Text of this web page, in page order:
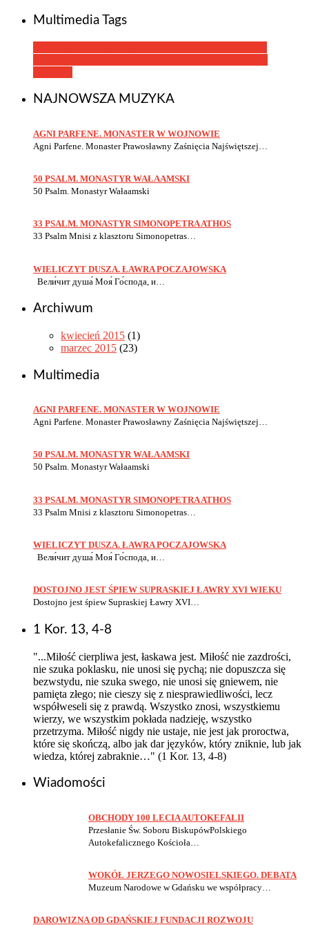
Multimedia Tags
NAJNOWSZA MUZYKA
AGNI PARFENE. MONASTER W WOJNOWIE
Agni Parfene. Monaster Prawosławny Zaśnięcia Najświętszej…
50 PSALM. MONASTYR WAŁAAMSKI
50 Psalm. Monastyr Wałaamski
33 PSALM. MONASTYR SIMONOPETRA ATHOS
33 Psalm Mnisi z klasztoru Simonopetras…
WIELICZYT DUSZA. ŁAWRA POCZAJOWSKA
Вели́чит душа́ Моя́ Го́спода, и…
Archiwum
kwiecień 2015 (1)
marzec 2015 (23)
Multimedia
AGNI PARFENE. MONASTER W WOJNOWIE
Agni Parfene. Monaster Prawosławny Zaśnięcia Najświętszej…
50 PSALM. MONASTYR WAŁAAMSKI
50 Psalm. Monastyr Wałaamski
33 PSALM. MONASTYR SIMONOPETRA ATHOS
33 Psalm Mnisi z klasztoru Simonopetras…
WIELICZYT DUSZA. ŁAWRA POCZAJOWSKA
Вели́чит душа́ Моя́ Го́спода, и…
DOSTOJNO JEST ŚPIEW SUPRASKIEJ ŁAWRY XVI WIEKU
Dostojno jest śpiew Supraskiej Ławry XVI…
1 Kor. 13, 4-8
"...Miłość cierpliwa jest, łaskawa jest. Miłość nie zazdrości,
nie szuka poklasku, nie unosi się pychą; nie dopuszcza się
bezwstydu, nie szuka swego, nie unosi się gniewem, nie
pamięta złego; nie cieszy się z niesprawiedliwości, lecz
współweseli się z prawdą. Wszystko znosi, wszystkiemu
wierzy, we wszystkim pokłada nadzieję, wszystko
przetrzyma. Miłość nigdy nie ustaje, nie jest jak proroctwa,
które się skończą, albo jak dar języków, który zniknie, lub jak
wiedza, której zabraknie…" (1 Kor. 13, 4-8)
Wiadomości
OBCHODY 100 LECIA AUTOKEFALII
Przesłanie Św. Soboru BiskupówPolskiego
Autokefalicznego Kościoła…
WOKÓŁ JERZEGO NOWOSIELSKIEGO. DEBATA
Muzeum Narodowe w Gdańsku we współpracy…
DAROWIZNA OD GDAŃSKIEJ FUNDACJI ROZWOJU